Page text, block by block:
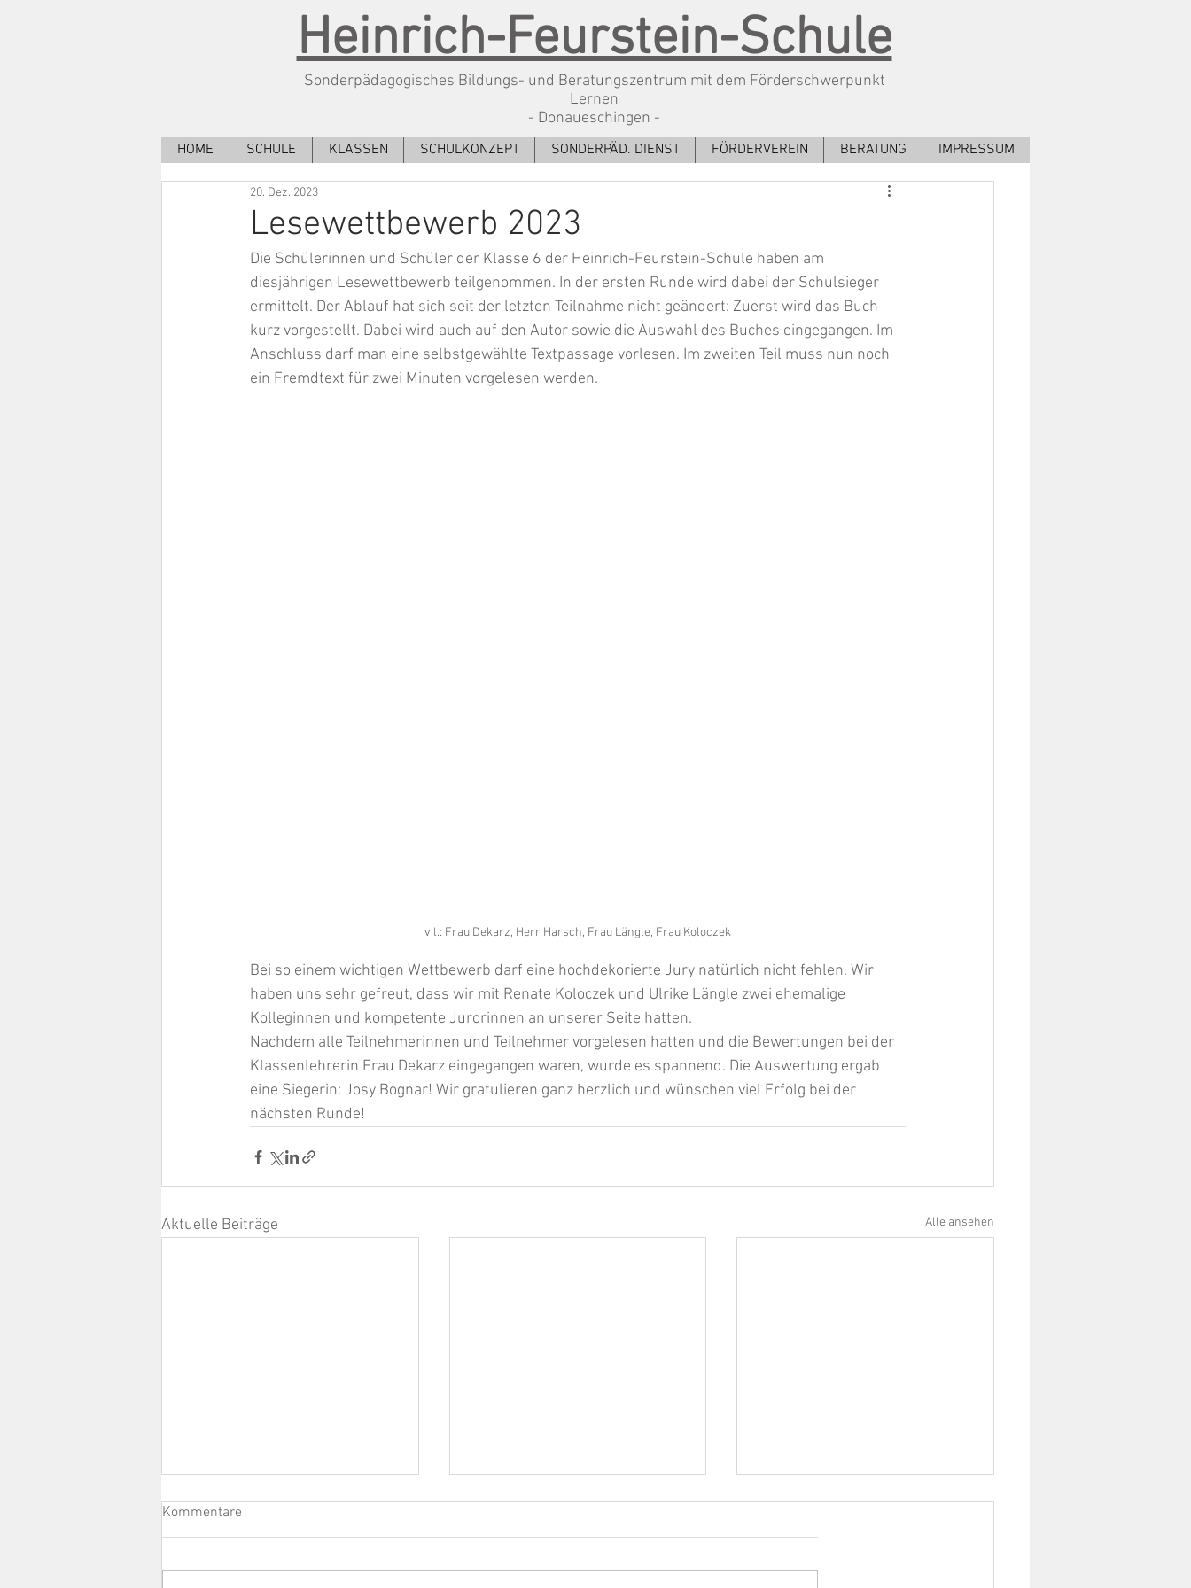
Heinrich-Feurstein-Schule
Sonderpädagogisches Bildungs- und Beratungszentrum mit dem Förderschwerpunkt
Lernen
- Donaueschingen -
HOME SCHULE KLASSEN SCHULKONZEPT SONDERPÄD. DIENST FÖRDERVEREIN BERATUNG IMPRESSUM
Lesewettbewerb 2023
20. Dez. 2023
Die Schülerinnen und Schüler der Klasse 6 der Heinrich-Feurstein-Schule haben am
diesjährigen Lesewettbewerb teilgenommen. In der ersten Runde wird dabei der Schulsieger
ermittelt. Der Ablauf hat sich seit der letzten Teilnahme nicht geändert: Zuerst wird das Buch
kurz vorgestellt. Dabei wird auch auf den Autor sowie die Auswahl des Buches eingegangen. Im
Anschluss darf man eine selbstgewählte Textpassage vorlesen. Im zweiten Teil muss nun noch
ein Fremdtext für zwei Minuten vorgelesen werden.
v.l.: Frau Dekarz, Herr Harsch, Frau Längle, Frau Koloczek
Bei so einem wichtigen Wettbewerb darf eine hochdekorierte Jury natürlich nicht fehlen. Wir
haben uns sehr gefreut, dass wir mit Renate Koloczek und Ulrike Längle zwei ehemalige
Kolleginnen und kompetente Jurorinnen an unserer Seite hatten.
Nachdem alle Teilnehmerinnen und Teilnehmer vorgelesen hatten und die Bewertungen bei der
Klassenlehrerin Frau Dekarz eingegangen waren, wurde es spannend. Die Auswertung ergab
eine Siegerin: Josy Bognar! Wir gratulieren ganz herzlich und wünschen viel Erfolg bei der
nächsten Runde!
Aktuelle Beiträge Alle ansehen
Kommentare